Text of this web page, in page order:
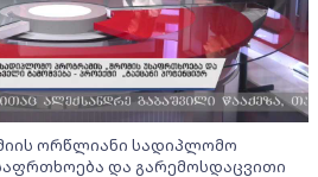
ორწლიანი სადიპლომო
და გარემოსდაცვითი